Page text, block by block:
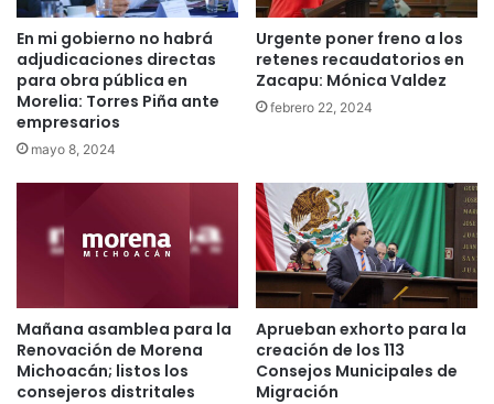
En mi gobierno no habrá
adjudicaciones directas
para obra pública en
Morelia: Torres Piña ante
empresarios
mayo 8, 2024
Urgente poner freno a los
retenes recaudatorios en
Zacapu: Mónica Valdez
febrero 22, 2024
Mañana asamblea para la
Renovación de Morena
Michoacán; listos los
consejeros distritales
Aprueban exhorto para la
creación de los 113
Consejos Municipales de
Migración